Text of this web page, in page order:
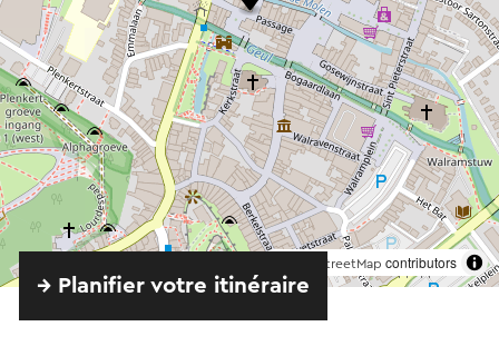
OpenStreetMap contributors
→ Planifier votre itinéraire